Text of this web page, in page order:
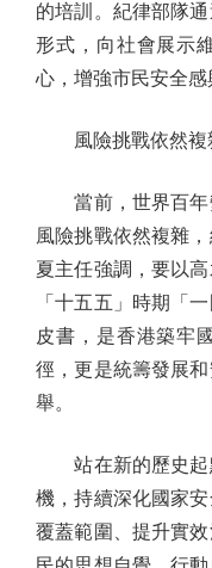
的培訓。紀律部隊
形式，向社會展示
心，增強市民安全感
風險挑戰依然複
當前，世界百年
風險挑戰依然複雜
夏主任強調，要以
「十五五」時期「
皮書，是香港築牢
徑，更是統籌發展
舉。
站在新的歷史起
機，持續深化國家
覆蓋範圍、提升實